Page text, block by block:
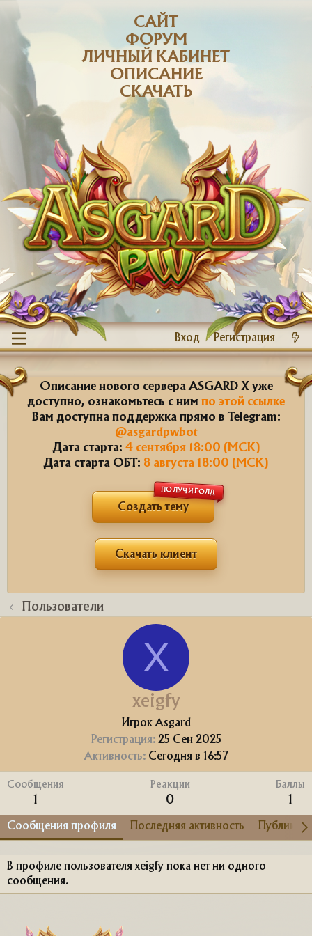
САЙТ
ФОРУМ
ЛИЧНЫЙ КАБИНЕТ
ОПИСАНИЕ
СКАЧАТЬ
Вход Регистрация
Описание нового сервера ASGARD X уже
доступно, ознакомьтесь с ним по этой ссылке
Вам доступна поддержка прямо в Telegram:
@asgardpwbot
Дата старта: 4 сентября 18:00 (МСК)
Дата старта ОБТ: 8 августа 18:00 (МСК)
Создать тему
ПОЛУЧИ ГОЛД
Скачать клиент
Пользователи
X
xeigfy
Игрок Asgard
Регистрация 25 Сен 2025
Активность
Сегодня в 16:57
Сообщения
1
Реакции
0
Баллы
1
Сообщения профиля Последняя активность
В профиле пользователя xeigfy пока нет ни одного
сообщения.